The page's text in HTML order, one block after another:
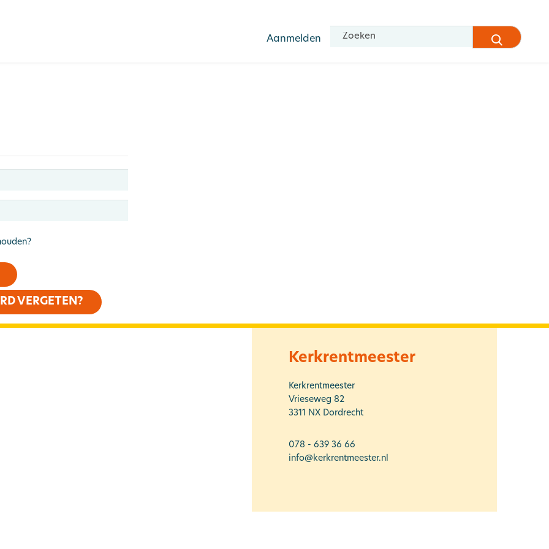
Aanmelden
Zoeken
VERGETEN?
Kerkrentmeester
Kerkrentmeester
Vrieseweg 82
3311 NX Dordrecht
078 - 639 36 66
info@kerkrentmeester.nl